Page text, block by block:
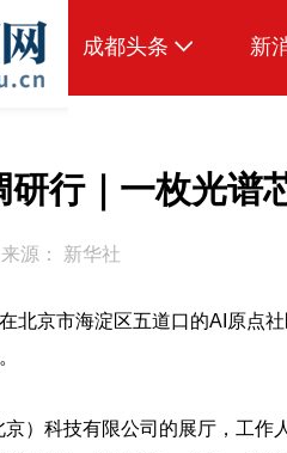
成都头条
热点专题
公示
新
研行｜一枚光谱
来源： 新华社
北京市海淀区五道口的AI原点
京）科技有限公司的展厅，工作